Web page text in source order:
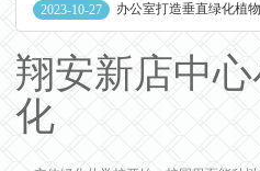
2023-10-27 办公室打造垂直绿化植
翔安新店中
化